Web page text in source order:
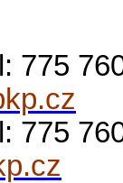
775
775